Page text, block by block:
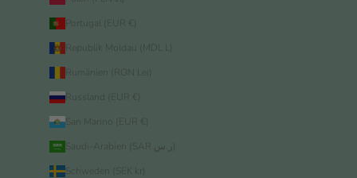
Portugal (EUR €)
Republik Moldau (MDL L)
Rumänien (RON Lei)
Russland (EUR €)
San Marino (EUR €)
Schweden (SEK kr)